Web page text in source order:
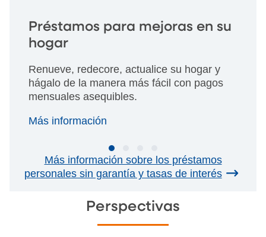
Préstamos para mejoras en su
hogar
Renueve, redecore, actualice su hogar y
hágalo de la manera más fácil con pagos
mensuales asequibles.
Más información
Más información sobre los préstamos
personales sin garantía y tasas de interés
Perspectivas